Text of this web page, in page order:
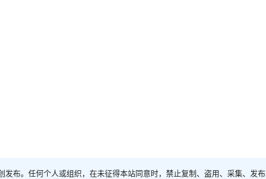
布。任何个人或组织，在未征得本站同意时，禁止复制、盗用、采集、发